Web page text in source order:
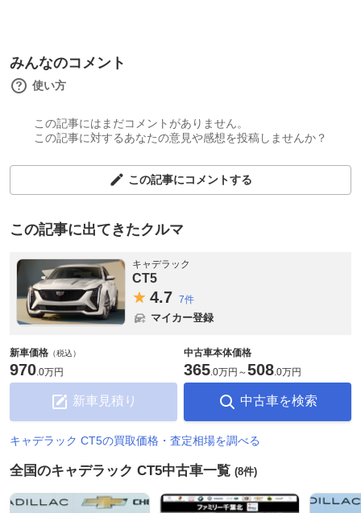
みんなのコメント
使い方
この記事にはまだコメントがありません。
この記事に対するあなたの意見や感想を投稿しませんか？
この記事にコメントする
この記事に出てきたクルマ
キャデラック
CT5
4.7 7件
マイカー登録
新車価格 （税込）
970.0万円
新車見積り
中古車本体価格
365.0万円 ～508.0万円
中古車を検索
キャデラック CT5の買取価格・査定相場を調べる
全国のキャデラック CT5中古車一覧 (8件)